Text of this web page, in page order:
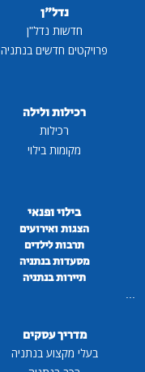
נדל"ן
חדשות נדל"ן
פרויקטים חדשים בנתניה
רכילות ולילה
רכילות
מקומות בילוי
בילוי ופנאי
הצגות ואירועים
תרבות לילדים
מסעדות בנתניה
תיירות בנתניה
...
מדריך עסקים
בעלי מקצוע בנתניה